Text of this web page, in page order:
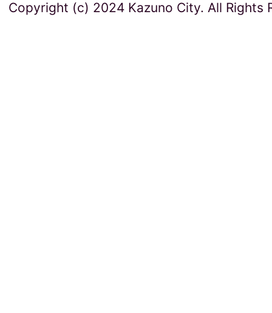
Copyright (c) 2024 Kazuno City. All Rights